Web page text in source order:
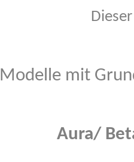
Modelle mit
Aura/